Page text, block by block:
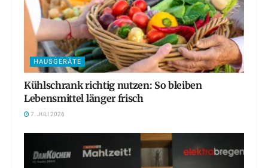
HAUSGERÄTE
Kühlschrank richtig nutzen: So bleiben
Lebensmittel länger frisch
7. JULI 2026